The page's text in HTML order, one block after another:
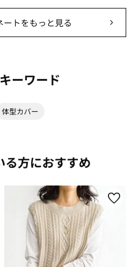
ートをもっと見る
ーワード
体型カバー
る方におすすめ